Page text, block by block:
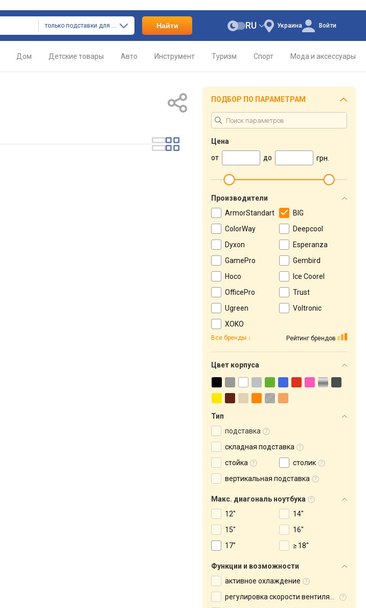
только подставки для ноутбуков Найти Украина
RU Войти
Дом Детские товары Авто Инструмент Туризм Спорт Мода и аксессуары
ПОДБОР ПО ПАРАМЕТРАМ
Цена
от
до грн.
Производители
ArmorStandart
BIG
ColorWay
Deepcool
Dyxon
Esperanza
GamePro
Gembird
Hoco
Ice Coorel
OfficePro
Trust
Ugreen
Voltronic
XOKO
Рейтинг брендов
Все бренды
Цвет корпуса
Тип
подставка
складная подставка
стойка
столик
вертикальная подставка
Макс. диагональ ноутбука
12"
14"
15"
16"
17"
≥ 18"
Функции и возможности
активное охлаждение
регулировка скорости вентилятора